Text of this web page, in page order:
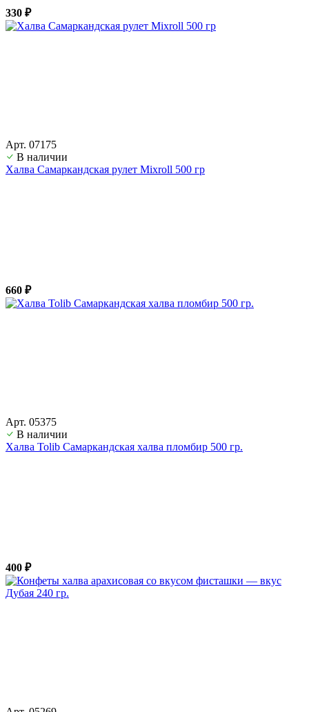
330 ₽
Арт. 07175
В наличии
Халва Самаркандская рулет Mixroll 500 гр
660 ₽
Арт. 05375
В наличии
Халва Tolib Самаркандская халва пломбир 500 гр.
400 ₽